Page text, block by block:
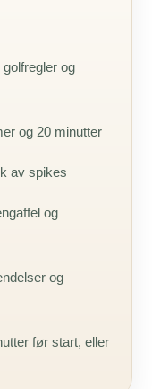
golfregler og
og 20 minutter
av spikes
og
og
før start, eller